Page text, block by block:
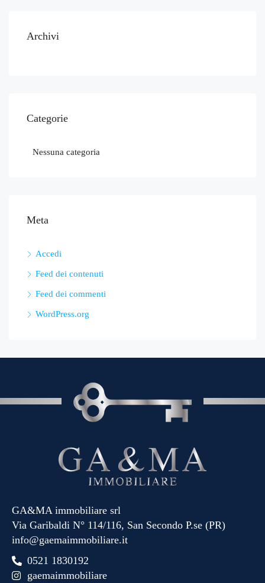
Archivi
Categorie
Nessuna categoria
Meta
Accedi
Feed dei contenuti
Feed dei commenti
WordPress.org
GA&MA immobiliare srl
Via Garibaldi N° 114/116, San Secondo P.se (PR)
info@gaemaimmobiliare.it
0521 1830192
gaemaimmobiliare